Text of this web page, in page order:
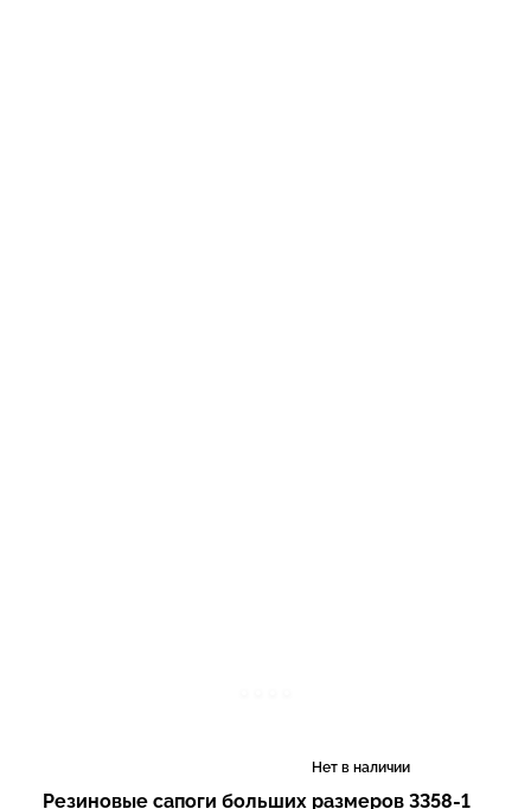
Нет в наличии
Резиновые сапоги больших размеров 3358-1